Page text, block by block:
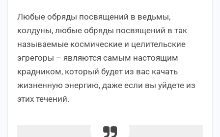
Любые обряды посвящений в ведьмы,
колдуны, любые обряды посвящений в так
называемые космические и целительские
эгрегоры – являются самым настоящим
крадником, который будет из вас качать
жизненную энергию, даже если вы уйдете из
этих течений.